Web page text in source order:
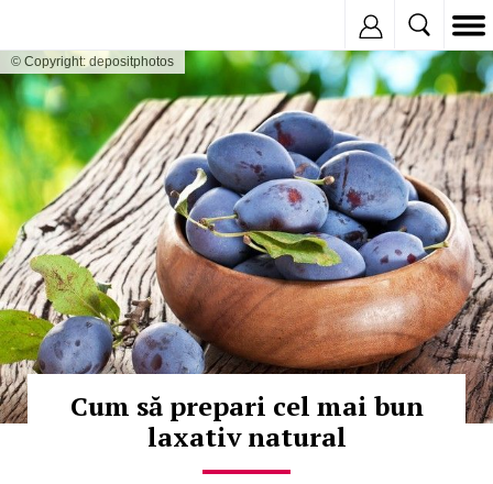
© Copyright: depositphotos
Cum să prepari cel mai bun
laxativ natural